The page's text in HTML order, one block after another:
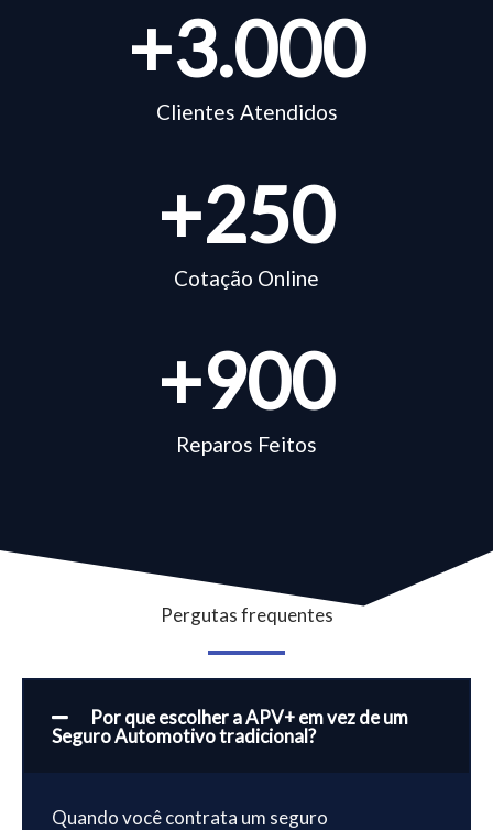
Clientes Atendidos
+3.000
Cotação Online
+250
Reparos Feitos
+900
Pergutas frequentes
Por que escolher a APV+ em vez de um
Seguro Automotivo tradicional?
Quando você contrata um seguro